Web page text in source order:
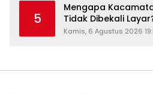
5
Mengapa
Tidak Dibekali
Kamis, 6 Agustus 2026